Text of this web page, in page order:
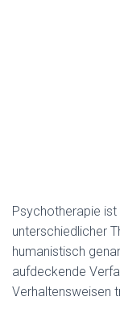
Psychotherapie ist
unterschiedlicher
humanistisch
aufdeckende
Verhaltensweisen